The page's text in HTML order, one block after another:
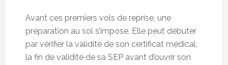
Avant ces premiers vols de reprise, une
préparation au sol s’impose. Elle peut débuter
par vérifier la validité de son certificat médical,
la fin de validité de sa SEP avant d’ouvrir son